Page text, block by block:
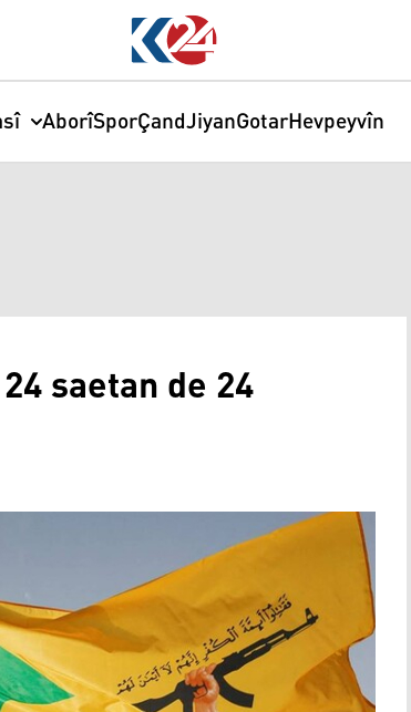
AborîSporÇandJiyanGotarHevpeyvîn
saetan de 24